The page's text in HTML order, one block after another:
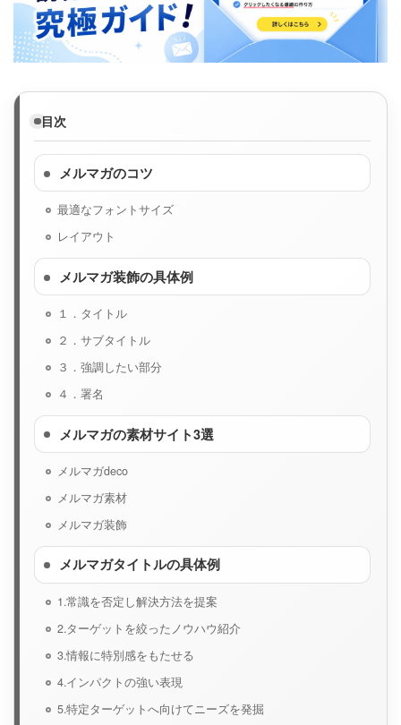
目次
メルマガのコツ
最適なフォントサイズ
レイアウト
メルマガ装飾の具体例
１．タイトル
２．サブタイトル
３．強調したい部分
４．署名
メルマガの素材サイト3選
メルマガdeco
メルマガ素材
メルマガ装飾
メルマガタイトルの具体例
1.常識を否定し解決方法を提案
2.ターゲットを絞ったノウハウ紹介
3.情報に特別感をもたせる
4.インパクトの強い表現
5.特定ターゲットへ向けてニーズを発掘